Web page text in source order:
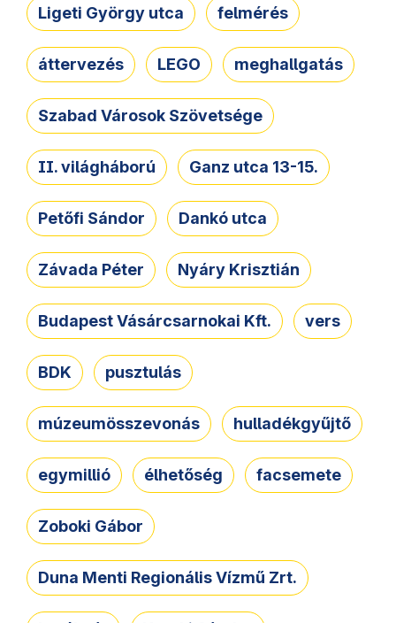
Ligeti György utca felmérés
áttervezés LEGO meghallgatás
Szabad Városok Szövetsége
II. világháború Ganz utca 13-15.
Petőfi Sándor Dankó utca
Závada Péter Nyáry Krisztián
Budapest Vásárcsarnokai Kft. vers
BDK pusztulás
múzeumösszevonás hulladékgyűjtő
egymillió élhetőség facsemete
Zoboki Gábor
Duna Menti Regionális Vízmű Zrt.